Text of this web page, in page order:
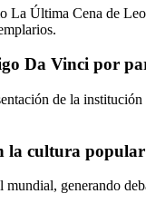
La Última Cena de
Da Vinci por
de la
cultura
generando